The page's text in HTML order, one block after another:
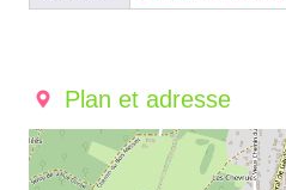
Plan et adresse